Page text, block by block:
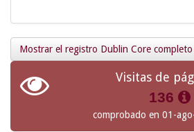
Mostrar el registro Dublin Core
Visitas de
136
comprobado en 01-